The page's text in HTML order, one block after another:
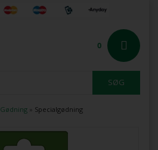
0
Gødning » Specialgødning